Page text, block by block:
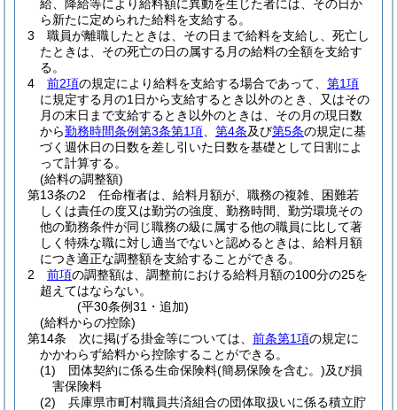
給、降給等により給料額に異動を生じた者には、その日か
ら新たに定められた給料を支給する。
3
職員が離職したときは、その日まで給料を支給し、死亡し
たときは、その死亡の日の属する月の給料の全額を支給す
る。
4
前2項の規定により給料を支給する場合であって、 第1項
に規定する月の1日から支給するとき以外のとき、又はその
月の末日まで支給するとき以外のときは、その月の現日数
から勤務時間条例第3条第1項 第4条及び第5条の規定に基
づく週休日の日数を差し引いた日数を基礎として日割によ
って計算する。
(給料の調整額)
第13条の2
任命権者は、給料月額が、職務の複雑、困難若
しくは責任の度又は勤労の強度、勤務時間、勤労環境その
他の勤務条件が同じ職務の級に属する他の職員に比して著
しく特殊な職に対し適当でないと認めるときは、給料月額
につき適正な調整額を支給することができる。
2
前項の調整額は、調整前における給料月額の100分の25を
超えてはならない。
(平30条例31・追加)
(給料からの控除)
第14条
次に掲げる掛金等については、 前条第1項の規定に
かかわらず給料から控除することができる。
(1)
団体契約に係る生命保険料(簡易保険を含む。)及び損
害保険料
(2)
兵庫県市町村職員共済組合の団体取扱いに係る積立貯